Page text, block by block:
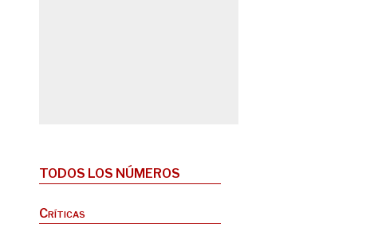
TODOS LOS NÚMEROS
Críticas